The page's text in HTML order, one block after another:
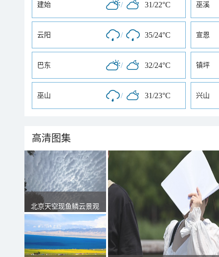
建始 / 31/22°C 巫溪
云阳 / 35/24°C 宣恩
巴东 / 32/24°C 镇坪
巫山 / 31/23°C 兴山
高清图集
北京天空现鱼鳞云景观